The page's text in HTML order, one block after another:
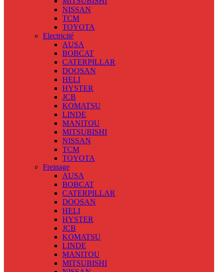
NISSAN
TCM
TOYOTA
Electricité
AUSA
BOBCAT
CATERPILLAR
DOOSAN
HELI
HYSTER
JCB
KOMATSU
LINDE
MANITOU
MITSUBISHI
NISSAN
TCM
TOYOTA
Freinage
AUSA
BOBCAT
CATERPILLAR
DOOSAN
HELI
HYSTER
JCB
KOMATSU
LINDE
MANITOU
MITSUBISHI